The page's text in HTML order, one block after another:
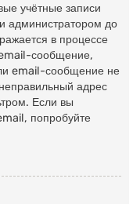
учётные записи
администратором до
в процессе
сообщение,
email-сообщение не
адрес
Если вы
попробуйте